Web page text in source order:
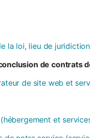
la loi, lieu de juridiction
de contrats
de site web et
et